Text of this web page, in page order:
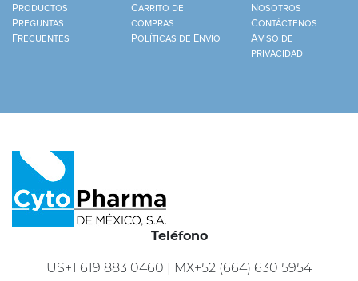
Productos
Preguntas
Frecuentes
Carrito de
compras
Políticas de Envío
Nosotros
Contáctenos
Aviso de
privacidad
Teléfono
US+1 619 883 0460 | MX+52 (664) 630 5954